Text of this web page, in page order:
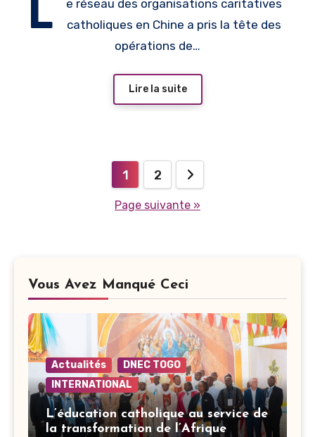
victimes des inondations
en Chine
L
e réseau des organisations caritatives
catholiques en Chine a pris la tête des
opérations de…
Lire la suite
Pagination
1 2
Page suivante »
Vous Avez Manqué Ceci
Actualités
DNEC TOGO
INTERNATIONAL
L’éducation catholique au service de
la transformation de l’Afrique